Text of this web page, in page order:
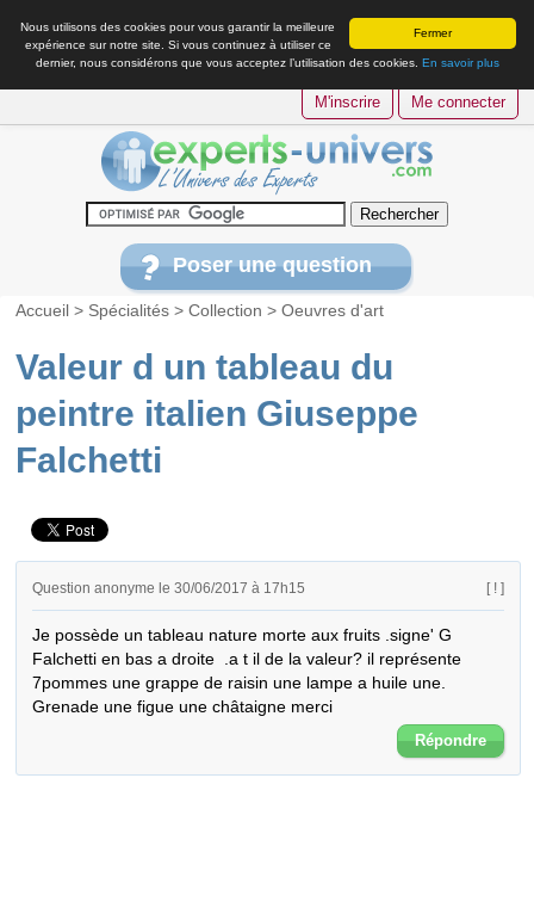
Fermer
Nous utilisons des cookies pour vous garantir la meilleure
expérience sur notre site. Si vous continuez à utiliser ce
dernier, nous considérons que vous acceptez l’utilisation des cookies. En savoir plus
M'inscrire Me connecter
Poser une question
Accueil > Spécialités >Collection >Oeuvres d'art
Valeur d un tableau du
peintre italien Giuseppe
Falchetti
Question anonyme le 30/06/2017 à 17h15 [ ! ]
Je possède un tableau nature morte aux fruits .signe' G
Falchetti en bas a droite  .a t il de la valeur? il représente
7pommes une grappe de raisin une lampe a huile une.
Grenade une figue une châtaigne merci
Répondre